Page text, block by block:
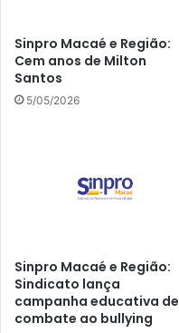
Sinpro Macaé e Região:
Cem anos de Milton
Santos
5/05/2026
Sinpro Macaé e Região:
Sindicato lança
campanha educativa de
combate ao bullying